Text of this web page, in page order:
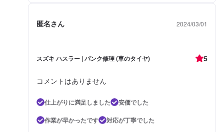
匿名さん 2024/03/01
スズキ ハスラー | パンク修理 (車のタイヤ) 5
コメントはありません
仕上がりに満足しました
安価でした
作業が早かったです
対応が丁寧でした